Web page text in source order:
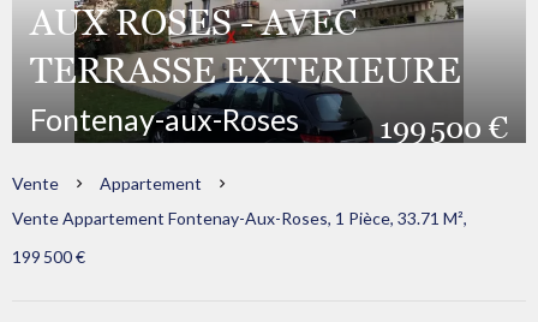
AUX ROSES - AVEC
TERRASSE EXTERIEURE
Fontenay-aux-Roses 199 500 €
Vente
Appartement
Vente Appartement Fontenay-Aux-Roses, 1 Pièce, 33.71 M²,
199 500 €